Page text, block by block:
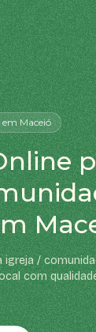
em Maceió
igreja /
com